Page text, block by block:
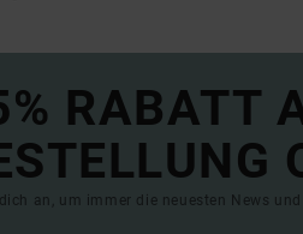
RABATT
an, um immer die neuesten News